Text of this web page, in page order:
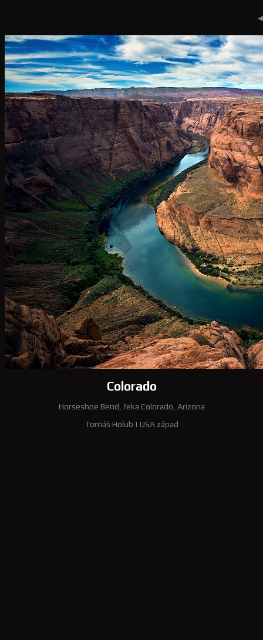
Colorado
Horseshoe Bend, řeka Colorado, Arizona
Tomáš Holub | USA západ